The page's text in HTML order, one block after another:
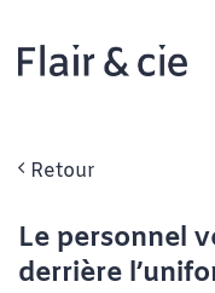
contenu
Retour
Le personnel
derrière